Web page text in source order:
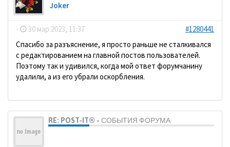
Joker
- 30 мар 2023, 11:37
#1280441
Спасибо за разъяснение, я просто раньше не сталкивался
с редактированием на главной постов пользователей.
Поэтому так и удивился, когда мой ответ форумчанину
удалили, а из его убрали оскорбления.
RE: POST-IT® - СОБЫТИЯ ФОРУМА